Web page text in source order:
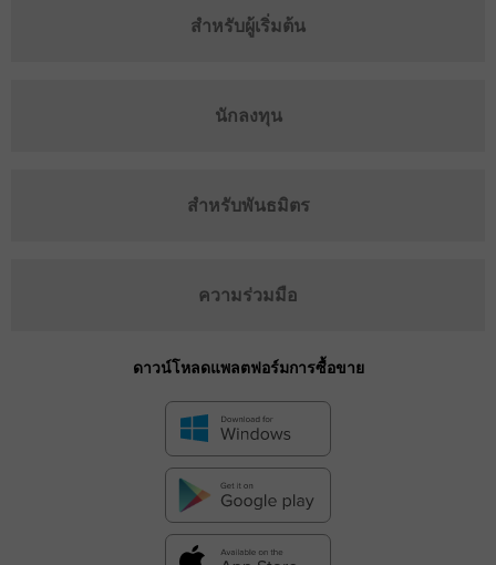
สำหรับผู้เริ่มต้น
นักลงทุน
สำหรับพันธมิตร
ความร่วมมือ
ดาวน์โหลดแพลตฟอร์มการซื้อขาย